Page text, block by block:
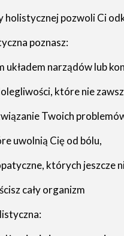
pozwoli Ci
poznasz:
układem narządów lub
które nie
Twoich
uwolnią Cię od bólu,
których jeszcze
cały organizm